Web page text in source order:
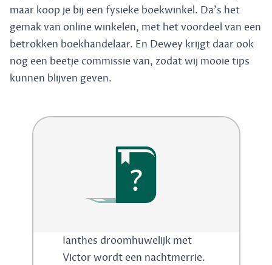
maar koop je bij een fysieke boekwinkel. Da's het
gemak van online winkelen, met het voordeel van een
betrokken boekhandelaar. En Dewey krijgt daar ook
nog een beetje commissie van, zodat wij mooie tips
kunnen blijven geven.
?
Ianthes droomhuwelijk met
Victor wordt een nachtmerrie.